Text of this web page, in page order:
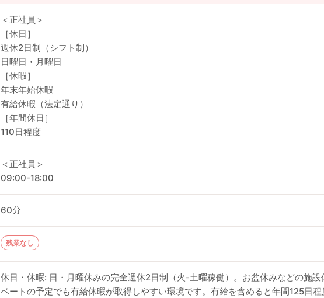
＜正社員＞
［休日］
週休2日制（シフト制）
日曜日・月曜日
［休暇］
年末年始休暇
有給休暇（法定通り）
［年間休日］
110日程度
＜正社員＞
09:00-18:00
60分
残業なし
休日・休暇: 日・月曜休みの完全週休2日制（火-土曜稼働）。お盆休みなどの施設
ベートの予定でも有給休暇が取得しやすい環境です。有給を含めると年間125日程